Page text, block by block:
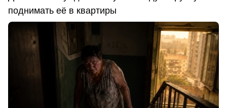
поднимать её в квартиры